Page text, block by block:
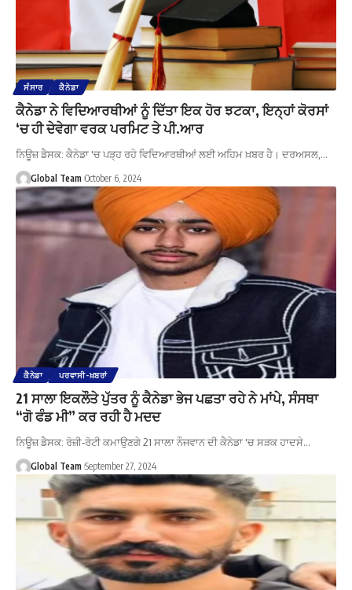
ਸੰਸਾਰ ਕੈਨੇਡਾ
ਕੈਨੇਡਾ ਨੇ ਵਿਦਿਆਰਥੀਆਂ ਨੂੰ ਦਿੱਤਾ ਇਕ ਹੋਰ ਝਟਕਾ, ਇਨ੍ਹਾਂ ਕੋਰਸਾਂ
‘ਚ ਹੀ ਦੇਵੇਗਾ ਵਰਕ ਪਰਮਿਟ ਤੇ ਪੀ.ਆਰ
ਨਿਊਜ਼ ਡੈਸਕ: ਕੈਨੇਡਾ 'ਚ ਪੜ੍ਹ ਰਹੇ ਵਿਦਿਆਰਥੀਆਂ ਲਈ ਅਹਿਮ ਖ਼ਬਰ ਹੈ। ਦਰਅਸਲ,…
Global Team October 6, 2024
ਕੈਨੇਡਾ ਪਰਵਾਸੀ-ਖ਼ਬਰਾਂ
21 ਸਾਲਾ ਇਕਲੌਤੇ ਪੁੱਤਰ ਨੂੰ ਕੈਨੇਡਾ ਭੇਜ ਪਛਤਾ ਰਹੇ ਨੇ ਮਾਂਪੇ, ਸੰਸਥਾ
“ਗੋ ਫੰਡ ਮੀ” ਕਰ ਰਹੀ ਹੈ ਮਦਦ
ਨਿਊਜ਼ ਡੈਸਕ: ਰੋਜ਼ੀ-ਰੋਟੀ ਕਮਾਉਣਗੇ 21 ਸਾਲਾ ਨੌਜਵਾਨ ਦੀ ਕੈਨੇਡਾ 'ਚ ਸੜਕ ਹਾਦਸੇ…
Global Team September 27, 2024